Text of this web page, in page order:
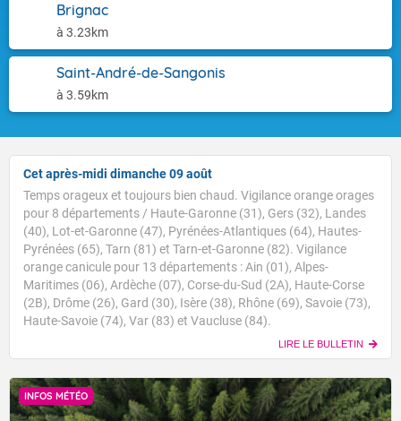
Brignac
à 3.23km
Saint-André-de-Sangonis
à 3.59km
Cet après-midi dimanche 09 août
Temps orageux et toujours bien chaud. Vigilance orange orages
pour 8 départements / Haute-Garonne (31), Gers (32), Landes
(40), Lot-et-Garonne (47), Pyrénées-Atlantiques (64), Hautes-
Pyrénées (65), Tarn (81) et Tarn-et-Garonne (82). Vigilance
orange canicule pour 13 départements : Ain (01), Alpes-
Maritimes (06), Ardèche (07), Corse-du-Sud (2A), Haute-Corse
(2B), Drôme (26), Gard (30), Isère (38), Rhône (69), Savoie (73),
Haute-Savoie (74), Var (83) et Vaucluse (84).
LIRE LE BULLETIN
INFOS MÉTÉO